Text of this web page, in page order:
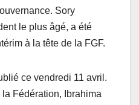
Sory
le plus âgé, a été
à la tête de la FGF.
ce vendredi 11 avril.
Fédération, Ibrahima